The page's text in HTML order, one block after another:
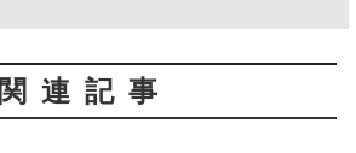
関連記事